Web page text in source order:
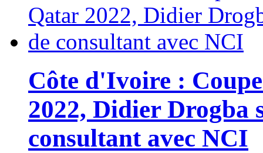
Côte d'Ivoire :
2022, Didier Drogba
consultant avec NCI